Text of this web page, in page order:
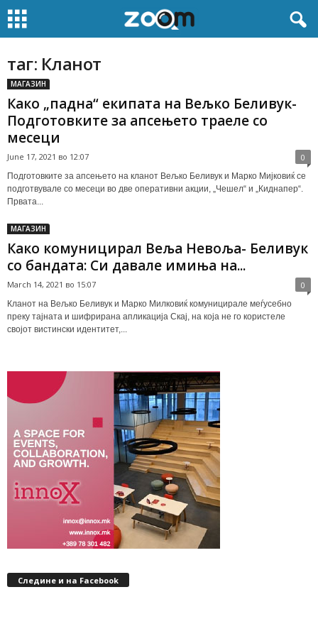
таг: Кланот
МАГАЗИН
Како „падна“ екипата на Вељко Беливук-
Подготовките за апсењето траеле со
месеци
June 17, 2021 во 12:07 0
Подготовките за апсењето на кланот Вељко Беливук и Марко Миjковиќ се
подготвувале со месеци во две оперативни акции, „Чешел“ и „Киднапер“.
Првата...
МАГАЗИН
Како комуницирал Веља Невоља- Беливук
со бандата: Си давале имиња на...
March 14, 2021 во 15:07 0
Кланот на Вељко Беливук и Марко Милковиќ комуницирале меѓусебно
преку тајната и шифрирана апликација Скај, на која не го користеле
својот вистински идентитет,...
Следине и на Facebook